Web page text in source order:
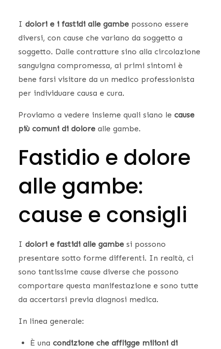
Idolori e i fastidi alle gambe possono essere
diversi, con cause che variano da soggetto a
soggetto. Dalle contratture sino alla circolazione
sanguigna compromessa, ai primi sintomi è
bene farsi visitare da un medico professionista
per individuare causa e cura.
Proviamo a vedere insieme quali siano lecause
più comuni di dolore alle gambe.
Fastidio e dolore
alle gambe:
cause e consigli
Idolori e fastidi alle gambe si possono
presentare sotto forme differenti. In realtà, ci
sono tantissime cause diverse che possono
comportare questa manifestazione e sono tutte
da accertarsi previa diagnosi medica.
In linea generale:
È unacondizione che affligge milioni di